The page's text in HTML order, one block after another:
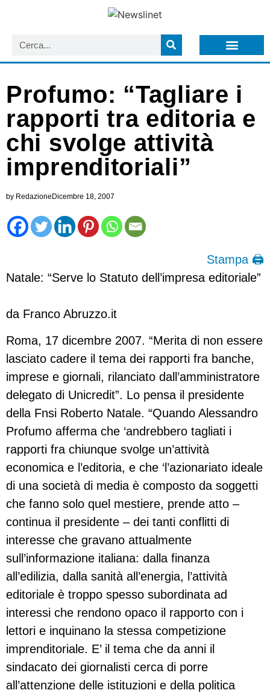
Profumo: “Tagliare i
rapporti tra editoria e
chi svolge attività
imprenditoriali”
by RedazioneDicembre 18, 2007
Stampa 🖨
Natale: “Serve lo Statuto dell’impresa editoriale”
da Franco Abruzzo.it
Roma, 17 dicembre 2007. “Merita di non essere
lasciato cadere il tema dei rapporti fra banche,
imprese e giornali, rilanciato dall’amministratore
delegato di Unicredit”. Lo pensa il presidente
della Fnsi Roberto Natale. “Quando Alessandro
Profumo afferma che ‘andrebbero tagliati i
rapporti fra chiunque svolge un’attività
economica e l’editoria, e che ‘l’azionariato ideale
di una società di media è composto da soggetti
che fanno solo quel mestiere, prende atto –
continua il presidente – dei tanti conflitti di
interesse che gravano attualmente
sull’informazione italiana: dalla finanza
all’edilizia, dalla sanità all’energia, l’attività
editoriale è troppo spesso subordinata ad
interessi che rendono opaco il rapporto con i
lettori e inquinano la stessa competizione
imprenditoriale. E’ il tema che da anni il
sindacato dei giornalisti cerca di porre
all’attenzione delle istituzioni e della politica